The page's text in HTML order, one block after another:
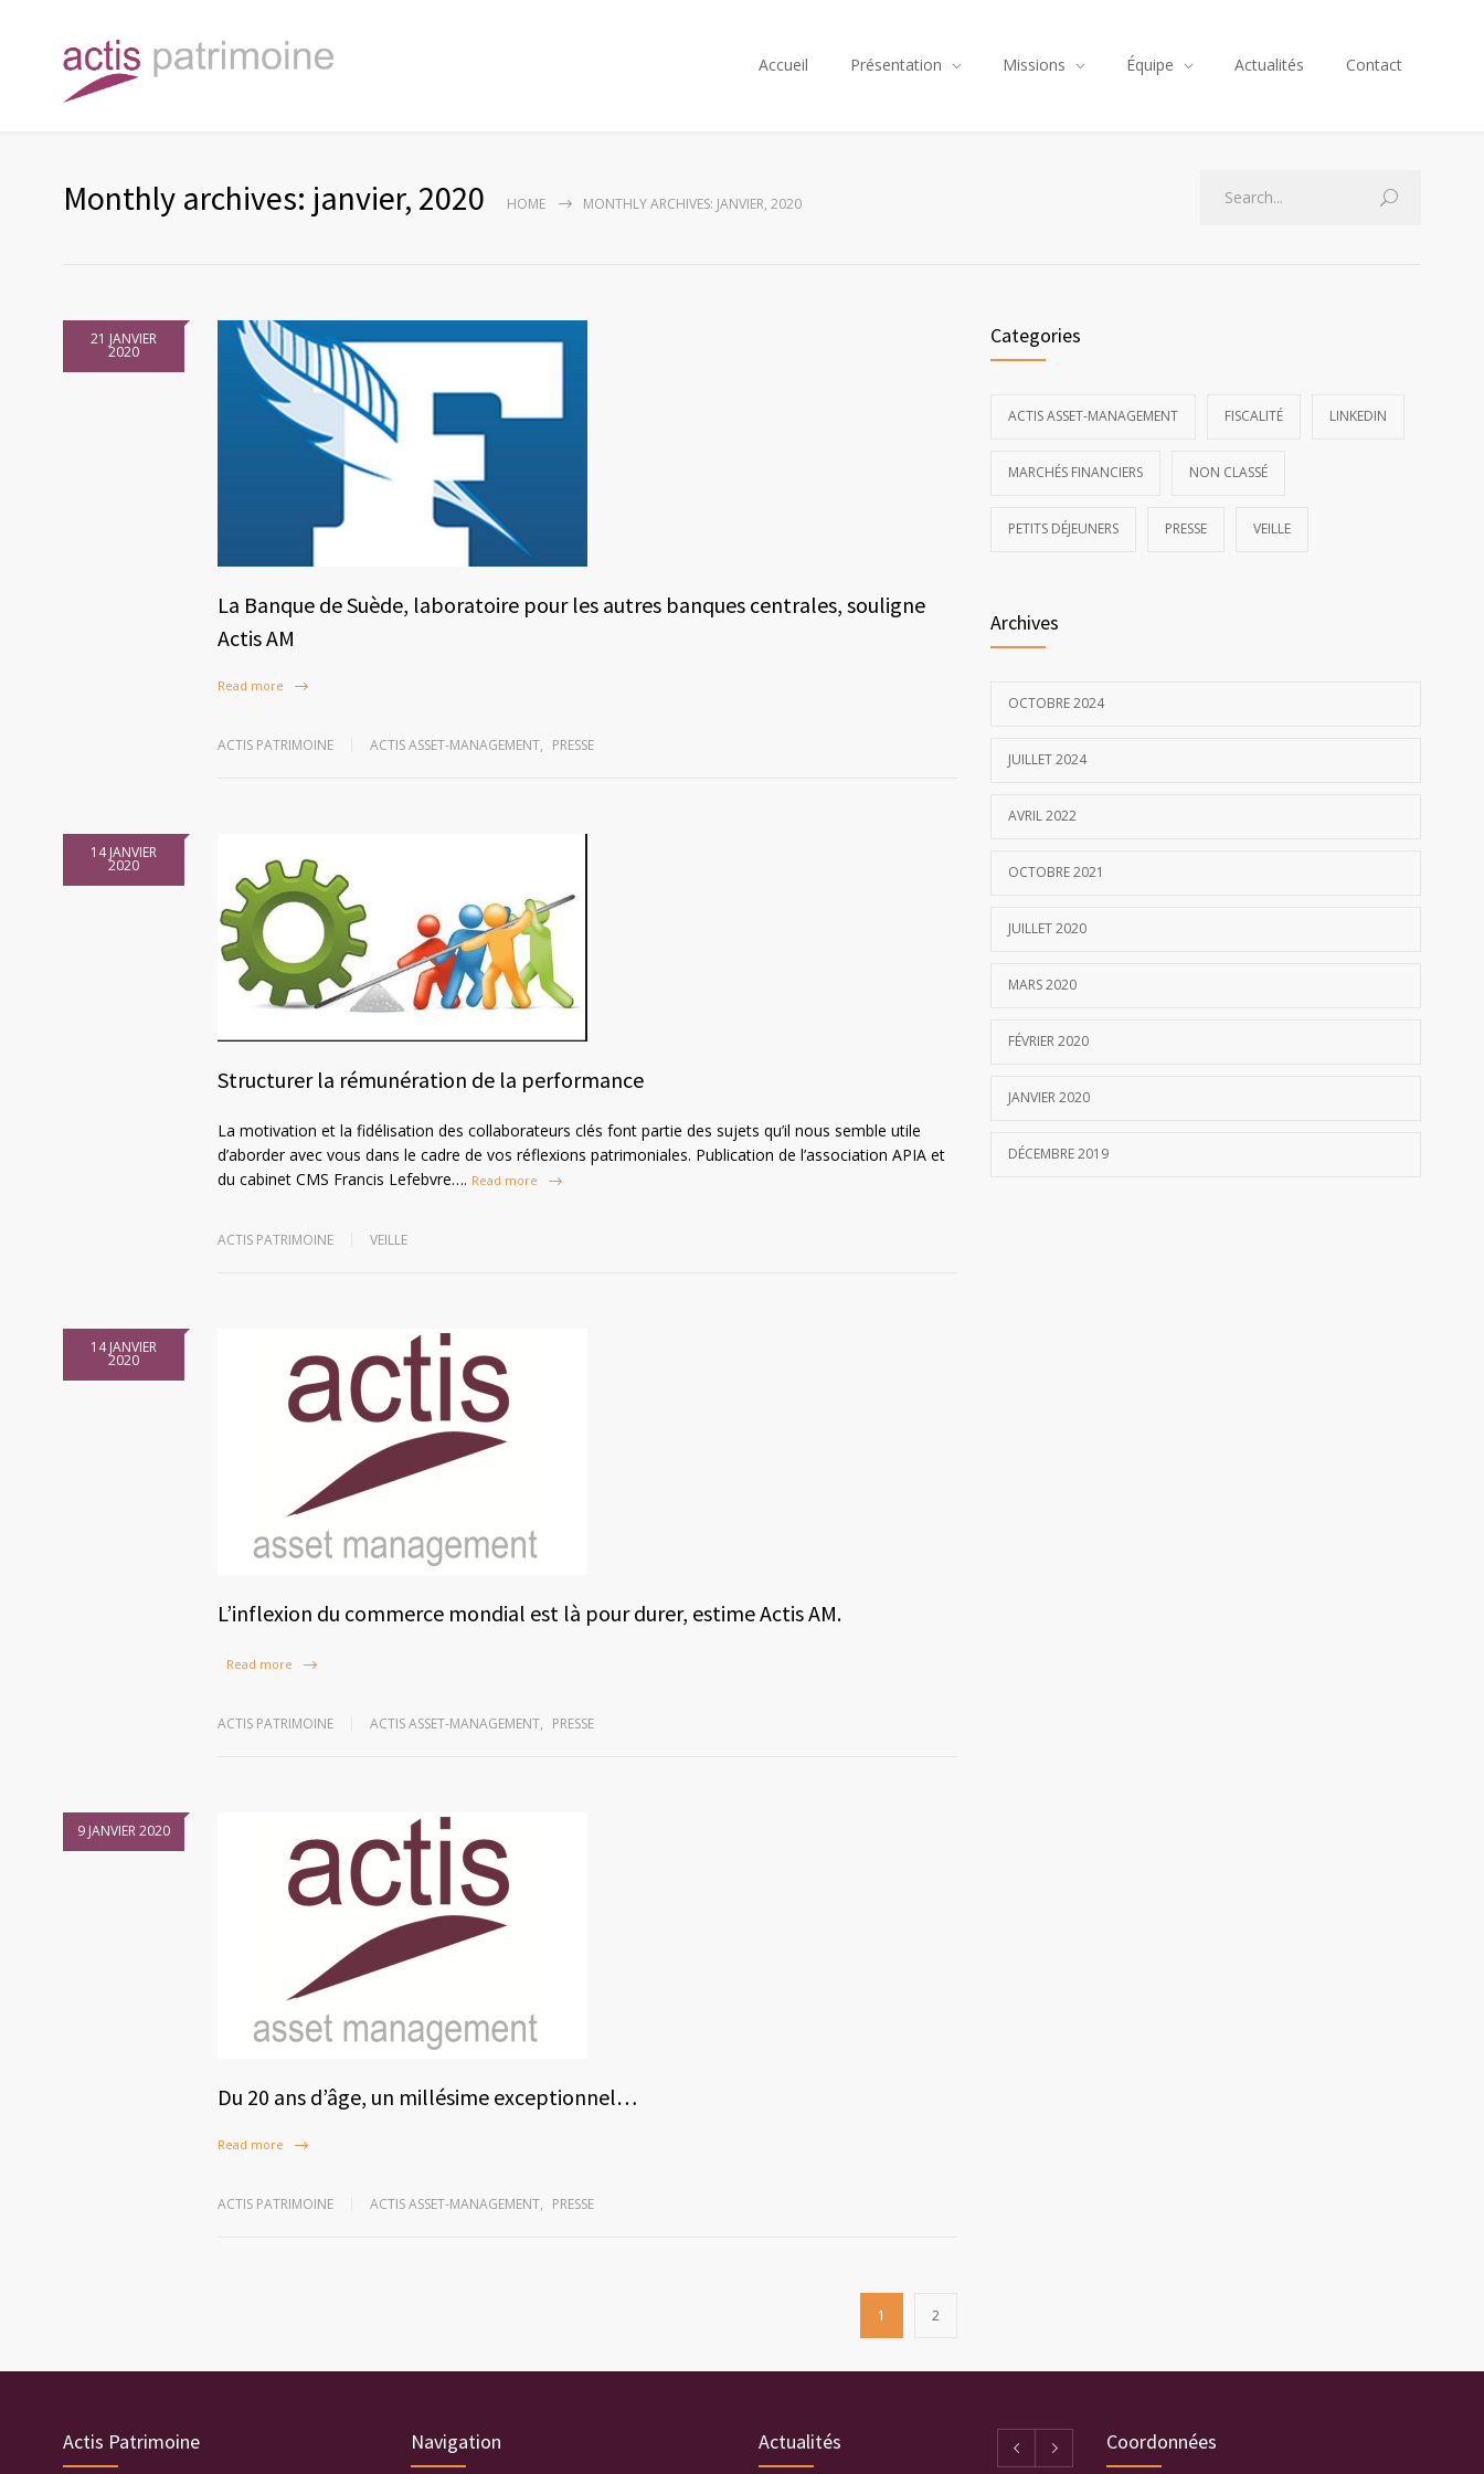
Accueil Présentation Missions Équipe Actualités Contact
Monthly archives: janvier, 2020 HOME MONTHLY ARCHIVES: JANVIER, 2020
21 JANVIER
2020
La Banque de Suède, laboratoire pour les autres banques centrales, souligne
Actis AM
Read more
ACTIS PATRIMOINE ACTIS ASSET-MANAGEMENT, PRESSE
14 JANVIER
2020
Structurer la rémunération de la performance
La motivation et la fidélisation des collaborateurs clés font partie des sujets qu’il nous semble utile
d’aborder avec vous dans le cadre de vos réflexions patrimoniales. Publication de l’association APIA et
du cabinet CMS Francis Lefebvre…. Read more
ACTIS PATRIMOINE VEILLE
14 JANVIER
2020
L’inflexion du commerce mondial est là pour durer, estime Actis AM.
Read more
ACTIS PATRIMOINE ACTIS ASSET-MANAGEMENT, PRESSE
9 JANVIER 2020
Du 20 ans d’âge, un millésime exceptionnel…
Read more
ACTIS PATRIMOINE ACTIS ASSET-MANAGEMENT, PRESSE
1 2
Categories
ACTIS ASSET-MANAGEMENT FISCALITÉ LINKEDIN
MARCHÉS FINANCIERS NON CLASSÉ
PETITS DÉJEUNERS PRESSE VEILLE
Archives
OCTOBRE 2024
JUILLET 2024
AVRIL 2022
OCTOBRE 2021
JUILLET 2020
MARS 2020
FÉVRIER 2020
JANVIER 2020
DÉCEMBRE 2019
Actis Patrimoine Navigation Actualités Coordonnées